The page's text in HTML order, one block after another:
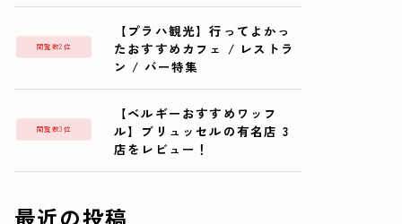
【プラハ観光】行ってよかっ
たおすすめカフェ / レストラ
ン / バー特集
閲覧数2位
【ベルギーおすすめワッフ
ル】ブリュッセルの有名店 3
店をレビュー！
閲覧数3位
最近の投稿